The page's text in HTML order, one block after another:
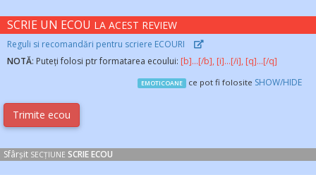
SCRIE UN ECOU LA ACEST REVIEW
Reguli si recomandări pentru scriere ECOURI
NOTĂ: Puteți folosi ptr formatarea ecoului: [b]...[/b], [i]...[/i], [q]...[/q]
EMOTICOANE ce pot fi folosite SHOW/HIDE
Sfârșit SECȚIUNE SCRIE ECOU